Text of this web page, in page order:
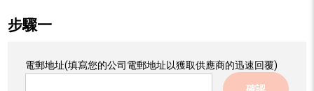
步驟一
電郵地址(填寫您的公司電郵地址以獲取供應商的迅速回覆)